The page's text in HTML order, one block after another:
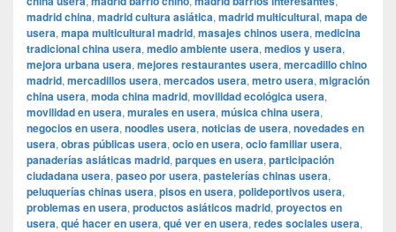
madrid china, madrid cultura asiática, madrid multicultural, mapa de
usera, mapa multicultural madrid, masajes chinos usera, medicina
tradicional china usera, medio ambiente usera, medios y usera,
mejora urbana usera, mejores restaurantes usera, mercadillo chino
madrid, mercadillos usera, mercados usera, metro usera, migración
china usera, moda china madrid, movilidad ecológica usera,
movilidad en usera, murales en usera, música china usera,
negocios en usera, noodles usera, noticias de usera, novedades en
usera, obras públicas usera, ocio en usera, ocio familiar usera,
panaderías asiáticas madrid, parques en usera, participación
ciudadana usera, paseo por usera, pastelerías chinas usera,
peluquerías chinas usera, pisos en usera, polideportivos usera,
problemas en usera, productos asiáticos madrid, proyectos en
usera, qué hacer en usera, qué ver en usera, redes sociales usera,